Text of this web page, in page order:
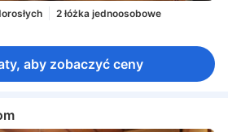
2 łóżka jednoosobowe
aby zobaczyć ceny